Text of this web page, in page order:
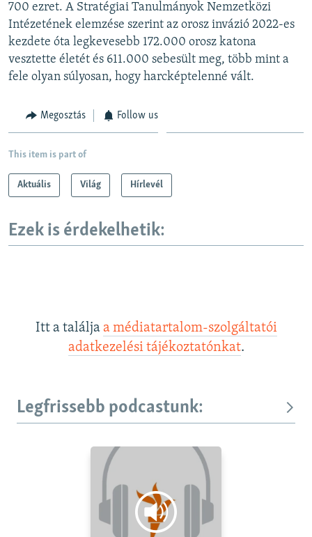
700 ezret. A Stratégiai Tanulmányok Nemzetközi
Intézetének elemzése szerint az orosz invázió 2022-es
kezdete óta legkevesebb 172.000 orosz katona
vesztette életét és 611.000 sebesült meg, több mint a
fele olyan súlyosan, hogy harcképtelenné vált.
Megosztás Follow us
This item is part of
Aktuális Világ Hírlevél
Ezek is érdekelhetik:
Itt a találja a médiatartalom-szolgáltatói
adatkezelési tájékoztatónkat.
Legfrissebb podcastunk: